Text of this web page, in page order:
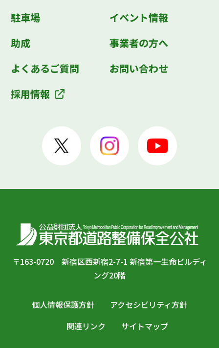
駐車場
イベント情報
助成
事業者の方へ
よくあるご質問
お問い合わせ
採用情報
〒163-0720 新宿区西新宿2-7-1 新宿第一生命ビルディ
ング20階
個人情報保護方針
アクセシビリティ方針
関連リンク
サイトマップ